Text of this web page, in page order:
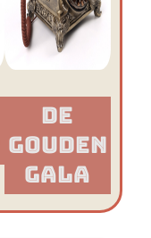
De
Gouden
Gala